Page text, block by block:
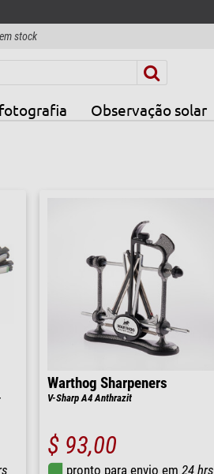
stock
Observação solar
Warthog Sharpeners
V-Sharp A4 Anthrazit
$ 93,00
pronto para envio em 24 hrs